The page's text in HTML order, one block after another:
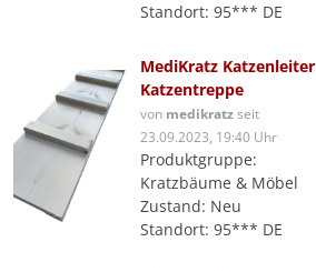
Standort: 95*** DE
MediKratz Katzenleiter
Katzentreppe
von medikratzseit
23.09.2023, 19:40 Uhr
Produktgruppe:
Kratzbäume & Möbel
Zustand: Neu
Standort: 95*** DE